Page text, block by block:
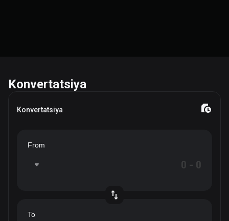
Konvertatsiya
Konvertatsiya
From
To